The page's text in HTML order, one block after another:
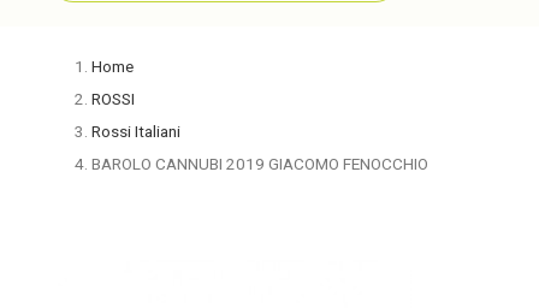
Home
ROSSI
Rossi Italiani
BAROLO CANNUBI 2019 GIACOMO FENOCCHIO